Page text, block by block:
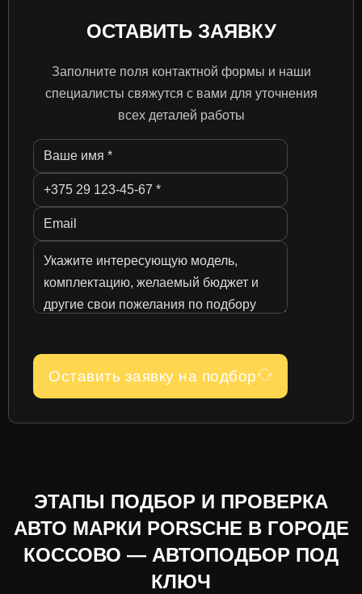
ОСТАВИТЬ ЗАЯВКУ
Заполните поля контактной формы и наши
специалисты свяжутся с вами для уточнения
всех деталей работы
Оставить заявку на подбор
ЭТАПЫ ПОДБОР И ПРОВЕРКА
АВТО МАРКИ PORSCHE В ГОРОДЕ
КОССОВО — АВТОПОДБОР ПОД
КЛЮЧ